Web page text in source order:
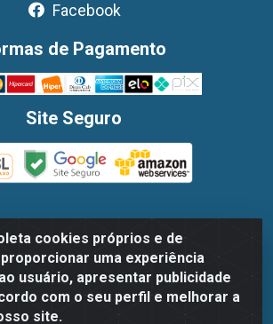
cookies próprios e de
uma experiência
usuário, apresentar publicidade
com o seu perfil e melhorar a
site.
Facebook
de Pagamento
Site Seguro
de Alimentos LTDA - Avenida
De Moraes, 1048- Imbiribeira,
51.170-000 - CNPJ 30.779.584/0003-78